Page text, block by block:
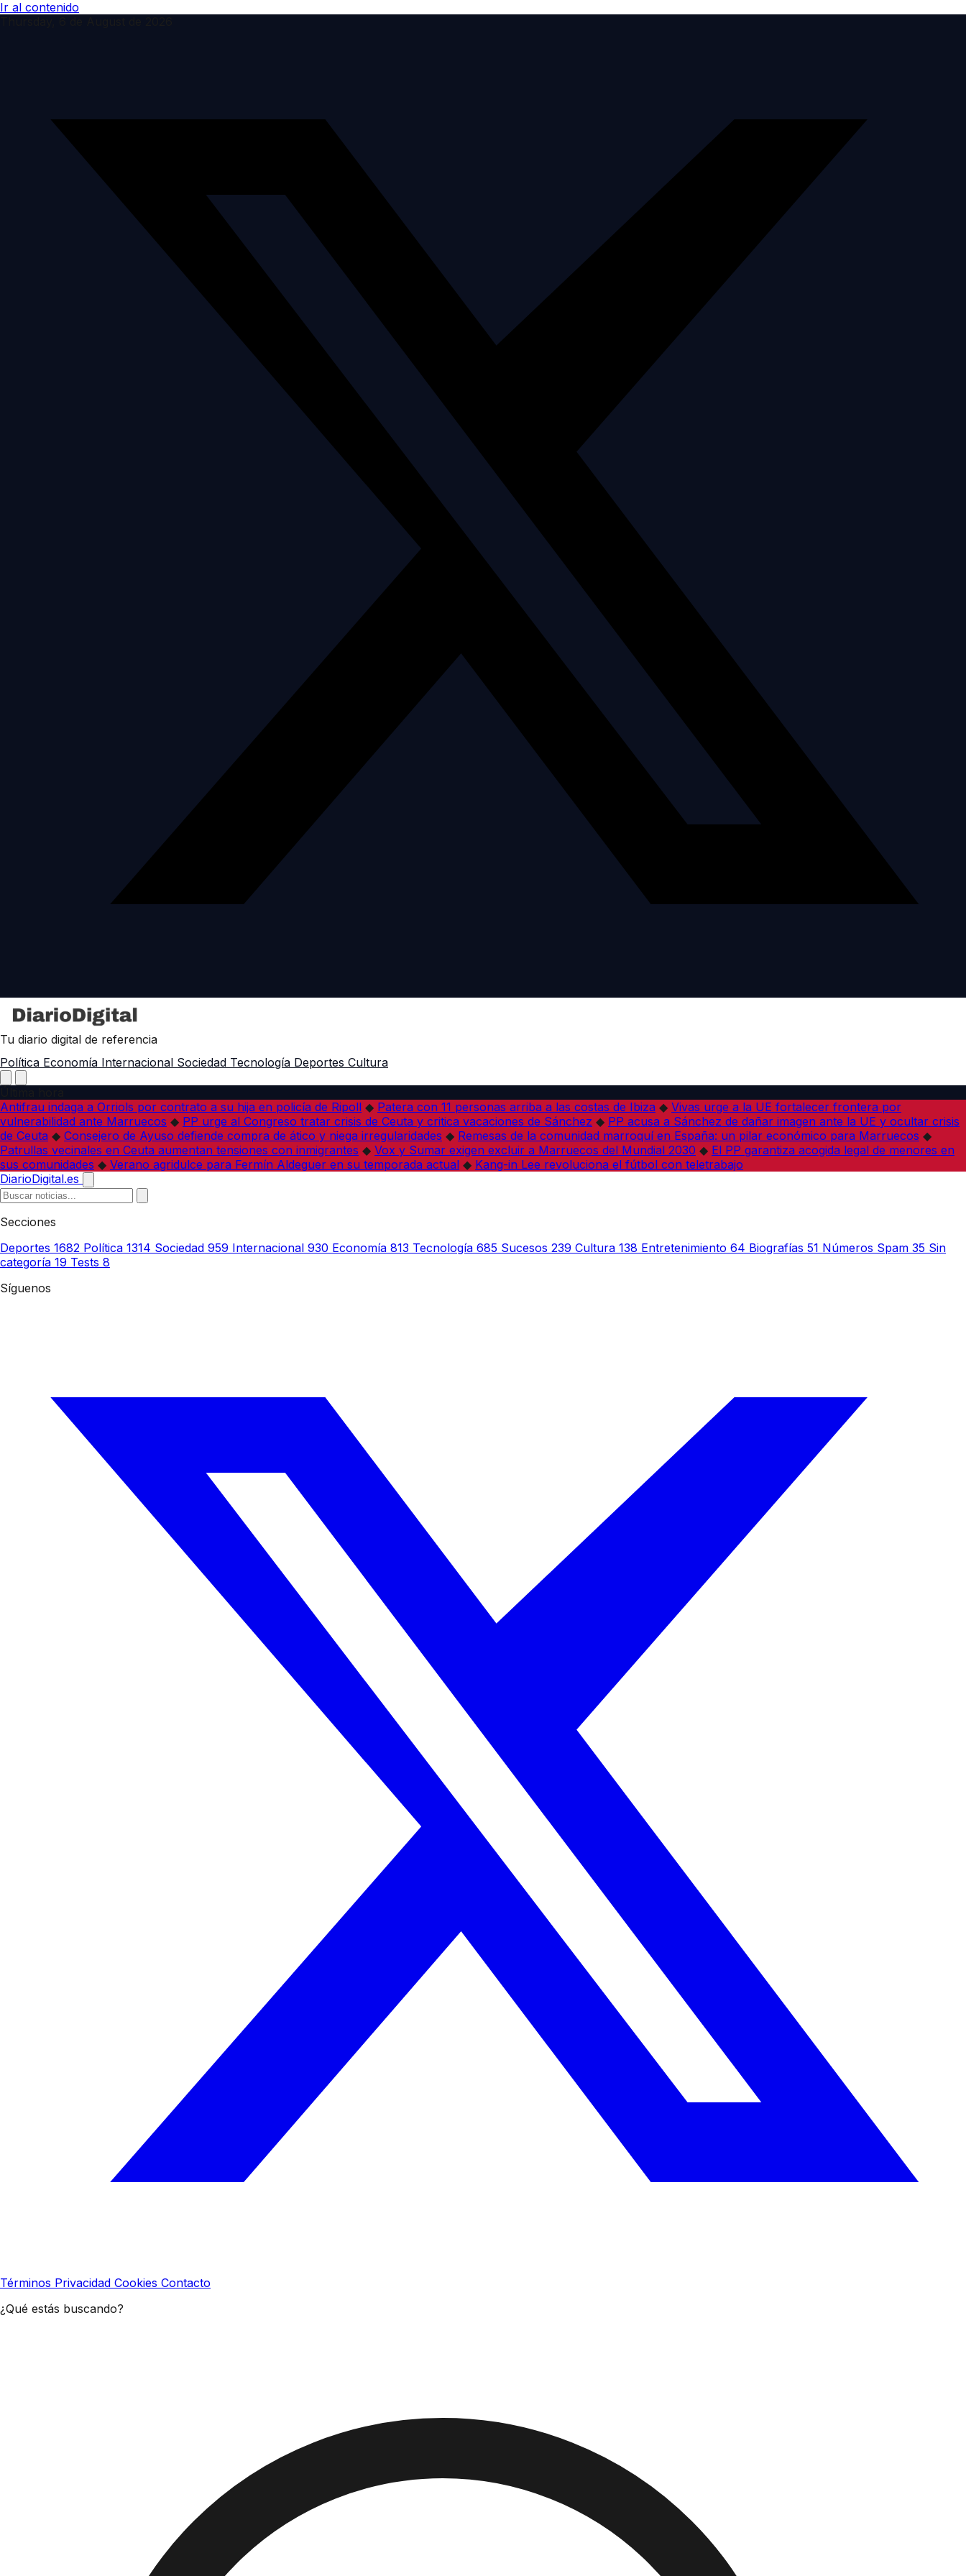
Ir al contenido
Tu diario digital de referencia
Política Economía Internacional Sociedad Tecnología Deportes Cultura
Antifrau indaga a Orriols por contrato a su hija en policía de Ripoll ◆ Patera con 11 personas arriba a las costas de Ibiza ◆ Vivas urge a la UE fortalecer frontera por
vulnerabilidad ante Marruecos ◆ PP urge al Congreso tratar crisis de Ceuta y critica vacaciones de Sánchez ◆ PP acusa a Sánchez de dañar imagen ante la UE y ocultar crisis
de Ceuta ◆ Consejero de Ayuso defiende compra de ático y niega irregularidades ◆ Remesas de la comunidad marroquí en España: un pilar económico para Marruecos ◆
Patrullas vecinales en Ceuta aumentan tensiones con inmigrantes ◆ Vox y Sumar exigen excluir a Marruecos del Mundial 2030 ◆ El PP garantiza acogida legal de menores en
sus comunidades ◆ Verano agridulce para Fermín Aldeguer en su temporada actual ◆ Kang-in Lee revoluciona el fútbol con teletrabajo
DiarioDigital.es
Secciones
Deportes 1682 Política 1314 Sociedad 959 Internacional 930 Economía 813 Tecnología 685 Sucesos 239 Cultura 138 Entretenimiento 64 Biografías 51 Números Spam 35 Sin
categoría 19 Tests 8
Síguenos
Términos Privacidad Cookies Contacto
¿Qué estás buscando?